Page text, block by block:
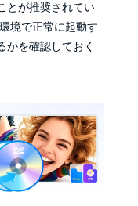
とが推奨されてい
境で正常に起動す
かを確認しておく